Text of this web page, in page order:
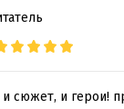
сюжет, и герои!